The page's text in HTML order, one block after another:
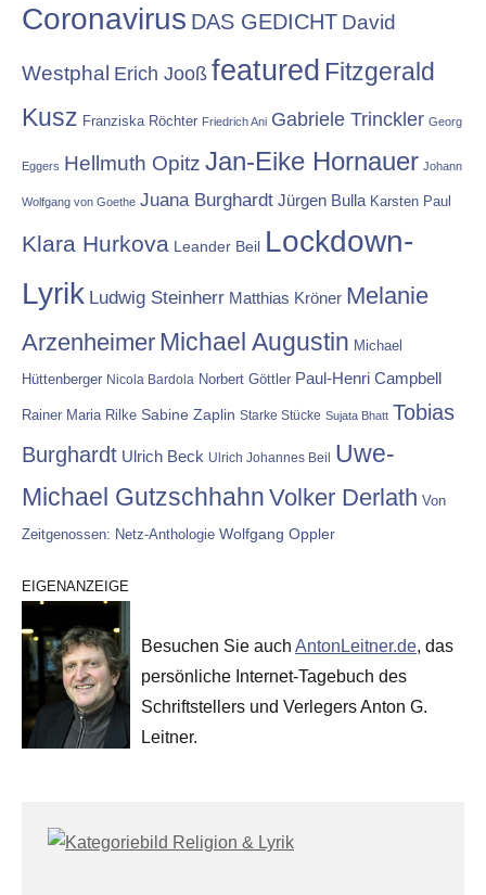
Coronavirus DAS GEDICHT David
Westphal Erich Jooß featured Fitzgerald
Kusz Franziska Röchter Friedrich Ani Gabriele Trinckler Georg
Eggers Hellmuth Opitz Jan-Eike Hornauer Johann
Wolfgang von Goethe Juana Burghardt Jürgen Bulla Karsten Paul
Klara Hurkova Leander Beil Lockdown-
Lyrik Ludwig Steinherr Matthias Kröner Melanie
Arzenheimer Michael Augustin Michael
Hüttenberger Nicola Bardola Norbert Göttler Paul-Henri Campbell
Rainer Maria Rilke Sabine Zaplin Starke Stücke Sujata Bhatt Tobias
Burghardt Ulrich Beck Ulrich Johannes Beil
Uwe-
Michael Gutzschhahn Volker Derlath Von
Zeitgenossen: Netz-Anthologie Wolfgang Oppler
EIGENANZEIGE
Besuchen Sie auch AntonLeitner.de, das
persönliche Internet-Tagebuch des
Schriftstellers und Verlegers Anton G.
Leitner.